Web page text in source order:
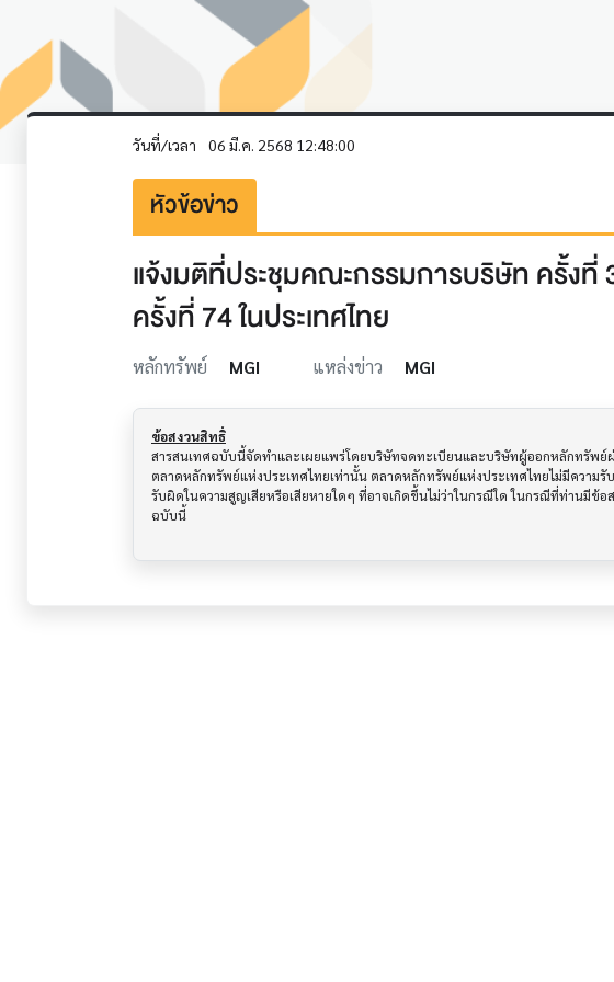
วันที่/เวลา 06 มี.ค. 2568 12:48:00
หัวข้อข่าว
แจ้งมติที่ประชุมคณะกรรมการบริษัท ครั้งที่
ครั้งที่ 74 ในประเทศไทย
หลักทรัพย์ MGI แหล่งข่าว MGI
ข้อสงวนสิทธิ์
สารสนเทศฉบับนี้จัดทำและเผยแพร่โดยบริษัทจดทะเบียนและบริษัทผู้ออกหลักทรัพ
ตลาดหลักทรัพย์แห่งประเทศไทยเท่านั้น ตลาดหลักทรัพย์แห่งประเทศไทยไม่มีความ
รับผิดในความสูญเสียหรือเสียหายใดๆ ที่อาจเกิดขึ้นไม่ว่าในกรณีใด ในกรณีที่ท่านมี
ฉบับนี้